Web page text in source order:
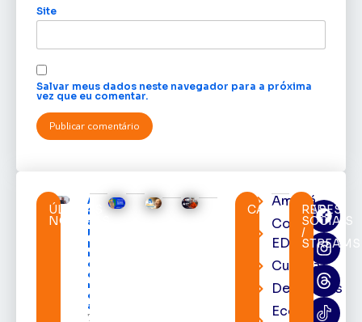
Site
Salvar meus dados neste navegador para a próxima
vez que eu comentar.
ÚLTIMAS
NOTÍCIAS
Acácio
Favacho
apresenta
balanço
parcial do
mandato
com mais
de R$ 668
milhões
destinados
ao Amapá
7 de agosto
CATEGORIAS
Amapá
Cortes
EDcast
Cultura
Destaques
Economia
REDES
SOCIAIS
/
STREAMS